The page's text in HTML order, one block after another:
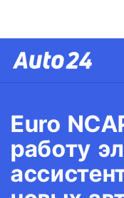
Euro
работу